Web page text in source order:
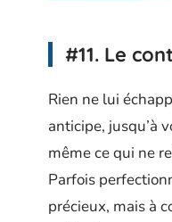
#11. Le
Rien ne lui
anticipe, jusqu’à
même ce qui ne
Parfois
précieux, mais à